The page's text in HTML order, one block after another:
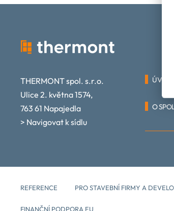
THERMONT spol. s.r.o.
Ulice 2. května 1574,
763 61 Napajedla
> Navigovat k sídlu
ÚVOD
O
REFERENCE PRO STAVEBNÍ FIRMY A
FINANČNÍ PODPORA EU